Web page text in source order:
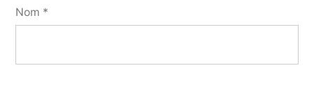
Nom *